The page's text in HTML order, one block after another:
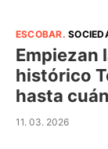
ESCOBAR.
Empiezan
histórico
hasta
11. 03. 2026